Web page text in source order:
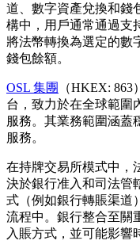
道、數字資產兌換和錢
構中，用戶通常通過支
將法幣轉換為選定的數
錢包餘額。
OSL 集團
（HKEX:
台，致力於在全球範圍
服務。其業務範圍涵蓋
服務。
在持牌交易所模式中，
決於銀行准入和司法管
式（例如銀行轉賬渠道
流程中。銀行整合至關
入賬方式，並可能影響